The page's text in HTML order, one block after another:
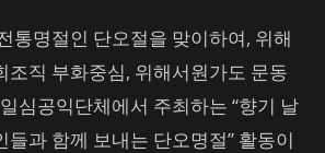
통명절인 단오절을 맞이하여, 위해
조직 부화중심, 위해서원가도 문동
심공익단체에서 주최하는 “향기 날
들과 함께 보내는 단오명절” 활동이